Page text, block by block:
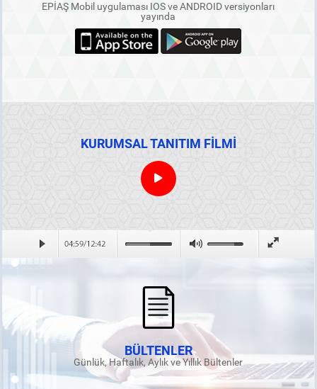
EPİAŞ Mobil uygulaması IOS ve ANDROID versiyonları
yayında
KURUMSAL TANITIM FİLMİ
BÜLTENLER
Günlük, Haftalık, Aylık ve Yıllık Bültenler